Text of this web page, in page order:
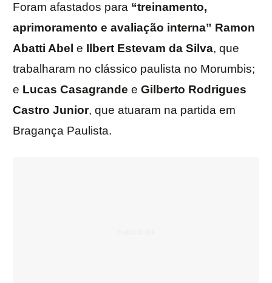
Foram afastados para “treinamento,
aprimoramento e avaliação interna” Ramon
Abatti Abel e Ilbert Estevam da Silva, que
trabalharam no clássico paulista no Morumbis;
e Lucas Casagrande e Gilberto Rodrigues
Castro Junior, que atuaram na partida em
Bragança Paulista.